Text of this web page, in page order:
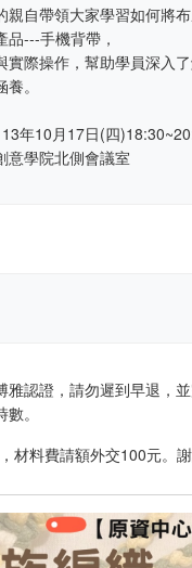
親自帶領大家學習如何將
品---手機背帶，
實際操作，幫‬助學員深入
。‬
年10月17日(四
意學院北側會議室
雅認證，請勿遲到早退，
。
材料費請額外交100元。